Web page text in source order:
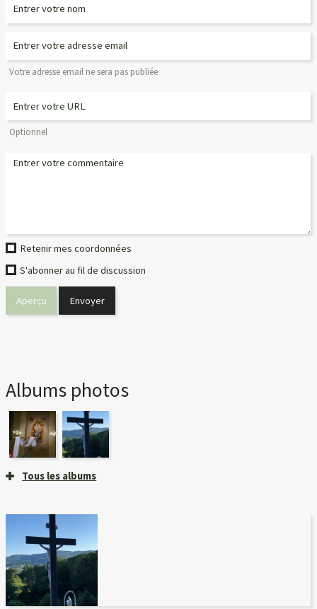
Votre adresse email ne sera pas publiée
Optionnel
Retenir mes coordonnées
S'abonner au fil de discussion
Albums photos
Tous les albums